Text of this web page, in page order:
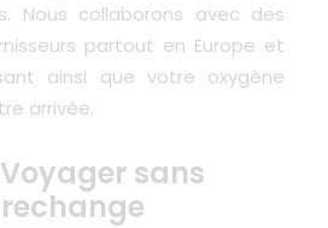
Nous collaborons avec des
partout en Europe et
ainsi que votre oxygène
arrivée.
sans